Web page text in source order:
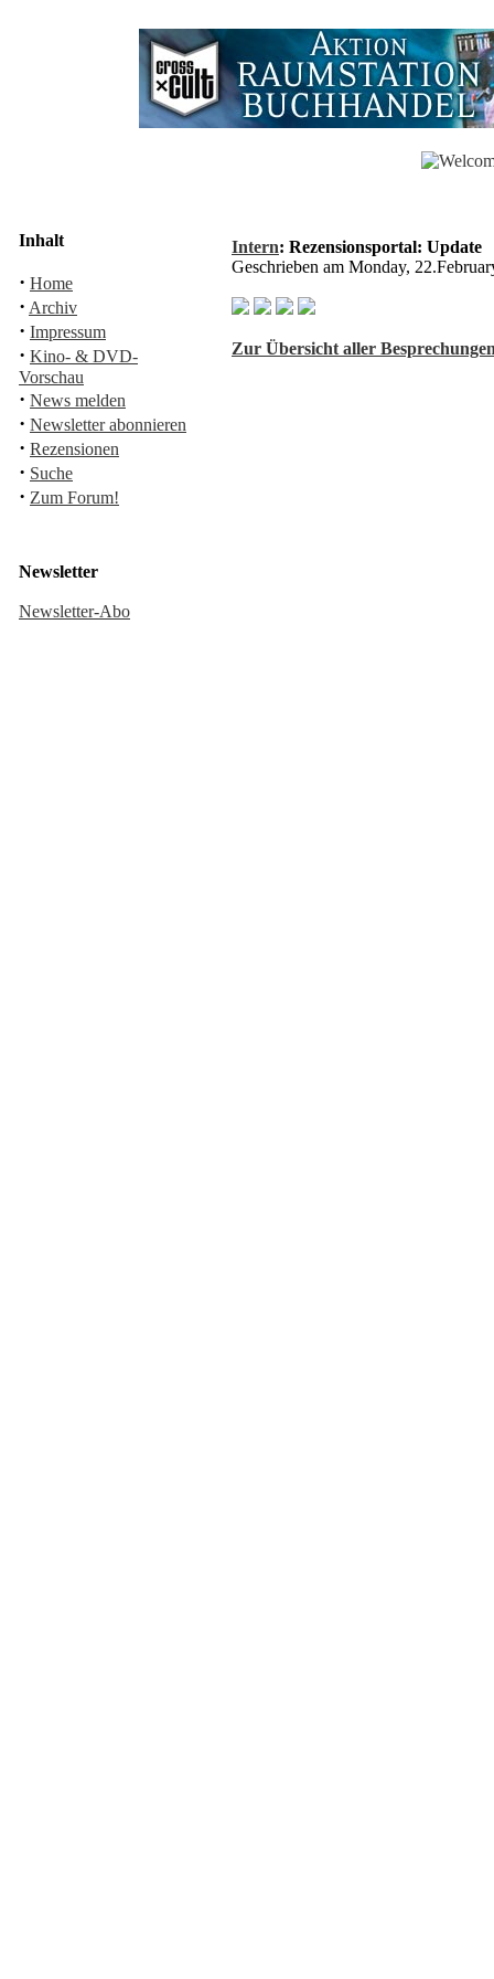
Inhalt
· Home
· Archiv
· Impressum
· Kino- & DVD-
Vorschau
· News melden
· Newsletter abonnieren
· Rezensionen
· Suche
· Zum Forum!
Newsletter
Newsletter-Abo
Intern: Rezensionsportal: Update
Geschrieben am Monday,
Zur Übersicht aller